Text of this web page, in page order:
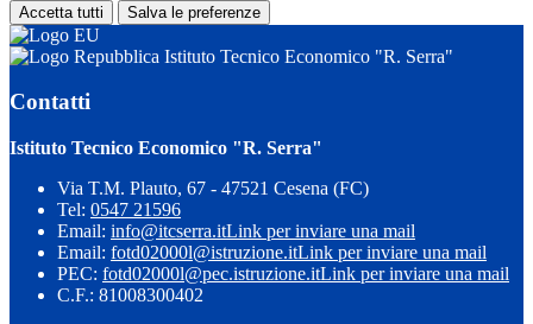
Accetta tutti Salva le preferenze
Istituto Tecnico Economico "R. Serra"
Contatti
Istituto Tecnico Economico "R. Serra"
Via T.M. Plauto, 67 - 47521 Cesena (FC)
Tel: 0547 21596
Email: info@itcserra.itLink per inviare una mail
Email: fotd02000l@istruzione.itLink per inviare una mail
PEC: fotd02000l@pec.istruzione.itLink per inviare una mail
C.F.: 81008300402